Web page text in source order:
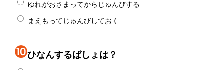
ゆれがおさまってからじゅんびする
まえもってじゅんびしておく
ひなんするばしょは？